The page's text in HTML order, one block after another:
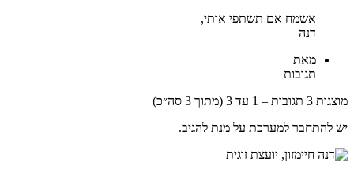
אשמח אם תשתפי אותי,
דנה
מאת
תגובות
מוצגות 3 תגובות – 1 עד 3 (מתוך 3 סה״כ)
יש להתחבר למערכת על מנת להגיב.